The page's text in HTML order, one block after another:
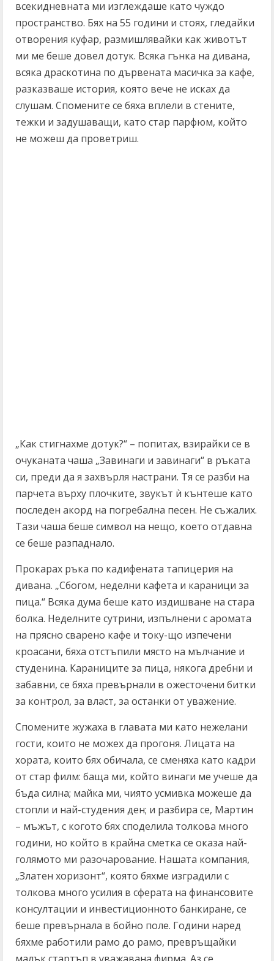
всекидневната ми изглеждаше като чуждо
пространство. Бях на 55 години и стоях, гледайки
отворения куфар, размишлявайки как животът
ми ме беше довел дотук. Всяка гънка на дивана,
всяка драскотина по дървената масичка за кафе,
разказваше история, която вече не исках да
слушам. Спомените се бяха вплели в стените,
тежки и задушаващи, като стар парфюм, който
не можеш да проветриш.
„Как стигнахме дотук?“ – попитах, взирайки се в
очуканата чаша „Завинаги и завинаги“ в ръката
си, преди да я захвърля настрани. Тя се разби на
парчета върху плочките, звукът ѝ кънтеше като
последен акорд на погребална песен. Не съжалих.
Тази чаша беше символ на нещо, което отдавна
се беше разпаднало.
Прокарах ръка по кадифената тапицерия на
дивана. „Сбогом, неделни кафета и караници за
пица.“ Всяка дума беше като издишване на стара
болка. Неделните сутрини, изпълнени с аромата
на прясно сварено кафе и току-що изпечени
кроасани, бяха отстъпили място на мълчание и
студенина. Караниците за пица, някога дребни и
забавни, се бяха превърнали в ожесточени битки
за контрол, за власт, за останки от уважение.
Спомените жужаха в главата ми като нежелани
гости, които не можех да прогоня. Лицата на
хората, които бях обичала, се сменяха като кадри
от стар филм: баща ми, който винаги ме учеше да
бъда силна; майка ми, чиято усмивка можеше да
стопли и най-студения ден; и разбира се, Мартин
– мъжът, с когото бях споделила толкова много
години, но който в крайна сметка се оказа най-
голямото ми разочарование. Нашата компания,
„Златен хоризонт“, която бяхме изградили с
толкова много усилия в сферата на финансовите
консултации и инвестиционното банкиране, се
беше превърнала в бойно поле. Години наред
бяхме работили рамо до рамо, превръщайки